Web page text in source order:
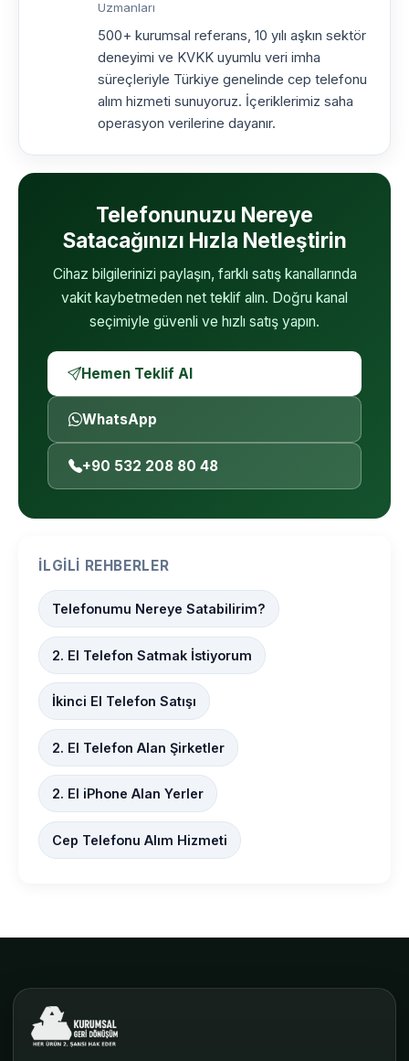
Uzmanları
500+ kurumsal referans, 10 yılı aşkın sektör
deneyimi ve KVKK uyumlu veri imha
süreçleriyle Türkiye genelinde cep telefonu
alım hizmeti sunuyoruz. İçeriklerimiz saha
operasyon verilerine dayanır.
Telefonunuzu Nereye
Satacağınızı Hızla Netleştirin
Cihaz bilgilerinizi paylaşın, farklı satış kanallarında
vakit kaybetmeden net teklif alın. Doğru kanal
seçimiyle güvenli ve hızlı satış yapın.
Hemen Teklif Al
WhatsApp
+90 532 208 80 48
İLGILI REHBERLER
Telefonumu Nereye Satabilirim?
2. El Telefon Satmak İstiyorum
İkinci El Telefon Satışı
2. El Telefon Alan Şirketler
2. El iPhone Alan Yerler
Cep Telefonu Alım Hizmeti